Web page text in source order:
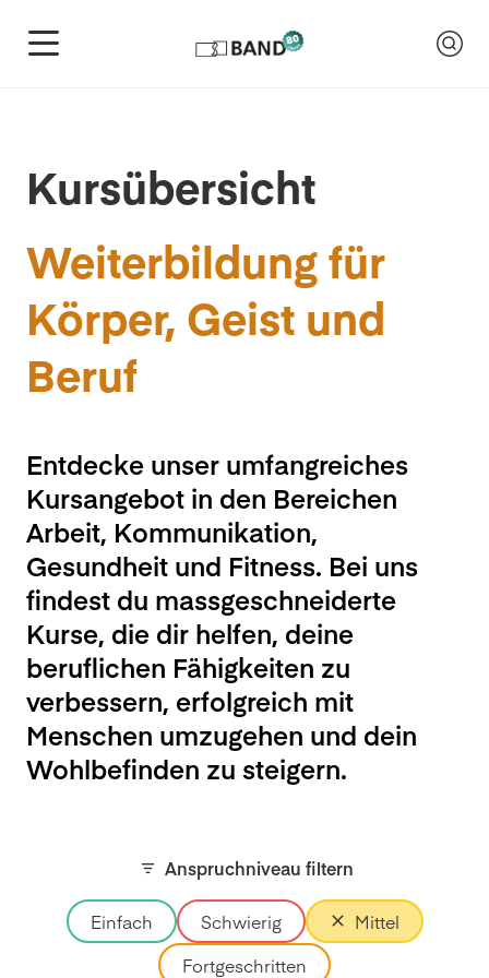
Kursübersicht
Weiterbildung für
Körper, Geist und
Beruf
Entdecke unser umfangreiches
Kursangebot in den Bereichen
Arbeit, Kommunikation,
Gesundheit und Fitness. Bei uns
findest du massgeschneiderte
Kurse, die dir helfen, deine
beruflichen Fähigkeiten zu
verbessern, erfolgreich mit
Menschen umzugehen und dein
Wohlbefinden zu steigern.
Anspruchniveau filtern
Einfach Schwierig
Mittel
Fortgeschritten